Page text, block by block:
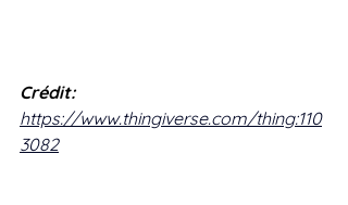
Crédit:
https://www.thingiverse.com/thing:110
3082